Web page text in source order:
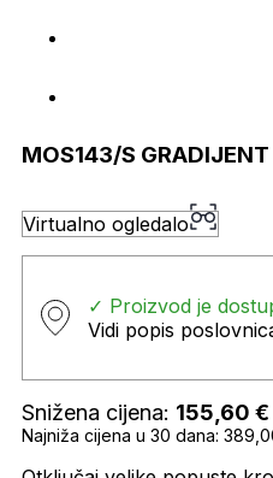
MOS143/S
Virtualno ogledalo
✓ Proizvod je
Vidi popis
Snižena cijena: 155,60 €
Najniža cijena u 30 dana: